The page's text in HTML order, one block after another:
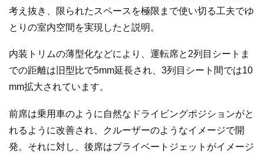
考え抜き、限られたスペースを極限まで使い切る工夫でゆ
とりの室内空間を実現したと説明。
内装トリムの薄型化などにより、運転席と2列目シートま
での距離は旧型比で5mm延長され、3列目シート間では10
mm拡大されています。
前席は乗用車のように自然なドライビングポジションがと
れるように改善され、クルーザーのようなイメージで開
発。それに対し、後席はプライベートジェットがイメージ